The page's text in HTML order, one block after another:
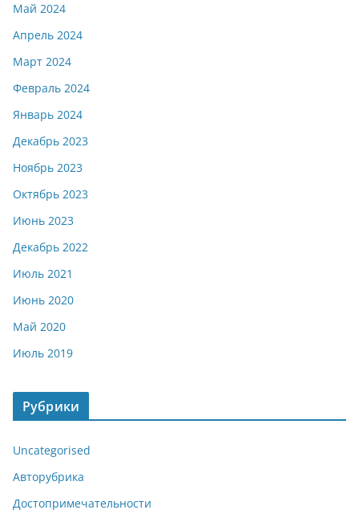
Май 2024
Апрель 2024
Март 2024
Февраль 2024
Январь 2024
Декабрь 2023
Ноябрь 2023
Октябрь 2023
Июнь 2023
Декабрь 2022
Июль 2021
Июнь 2020
Май 2020
Июль 2019
Рубрики
Uncategorised
Авторубрика
Достопримечательности